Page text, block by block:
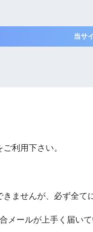
当サ
利用下さい。
ませんが、必ず全て
メールが上手く届い